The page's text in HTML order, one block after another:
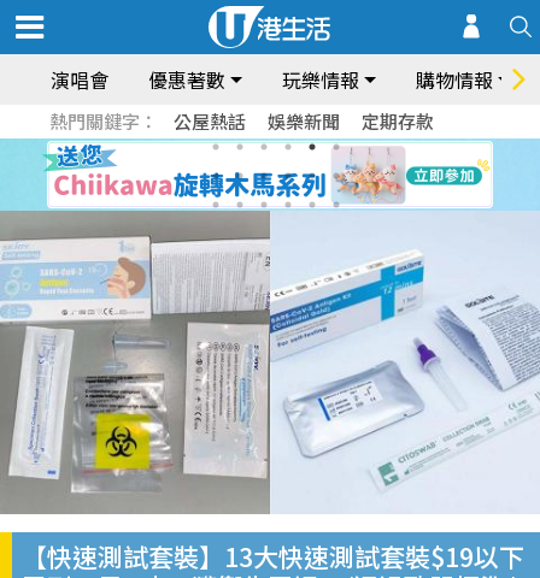
演唱會 優惠著數 玩樂情報 購物情報
熱門關鍵字： 公屋熱話 娛樂新聞 定期存款
【快速測試套裝】13大快速測試套裝$19以下